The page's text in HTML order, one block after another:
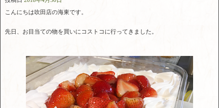
こんにちは吹田店の海東です。
先日、お目当ての物を買いにコストコに行ってきました。